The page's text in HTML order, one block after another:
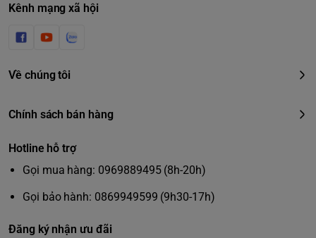
Kênh mạng xã hội
Về chúng tôi
Chính sách bán hàng
Hotline hỗ trợ
Gọi mua hàng: 0969889495 (8h-20h)
Gọi bảo hành: 0869949599 (9h30-17h)
Đăng ký nhận ưu đãi